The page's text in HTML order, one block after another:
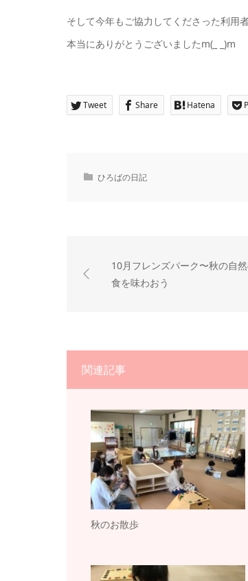
そして今年もご協力してくださった利用
本当にありがとうございましたm(_ _)m
Tweet Share Hatena
ひろばの日記
10月フレンズパーク〜秋の自
食を味わおう
関連記事
秋のお散歩